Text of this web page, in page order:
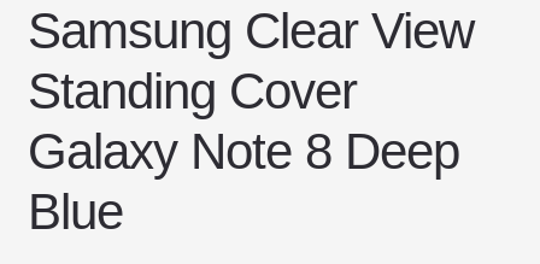
Samsung Clear View
Standing Cover
Galaxy Note 8 Deep
Blue